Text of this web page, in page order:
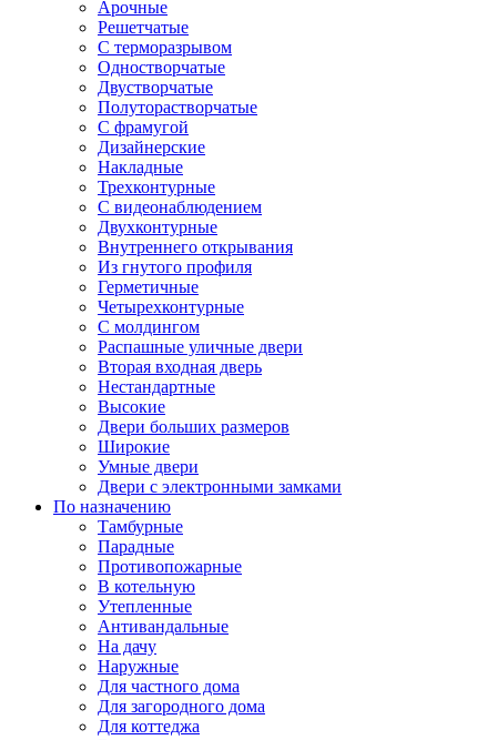
Арочные
Решетчатые
С терморазрывом
Одностворчатые
Двустворчатые
Полуторастворчатые
С фрамугой
Дизайнерские
Накладные
Трехконтурные
С видеонаблюдением
Двухконтурные
Внутреннего открывания
Из гнутого профиля
Герметичные
Четырехконтурные
С молдингом
Распашные уличные двери
Вторая входная дверь
Нестандартные
Высокие
Двери больших размеров
Широкие
Умные двери
Двери с электронными замками
По назначению
Тамбурные
Парадные
Противопожарные
В котельную
Утепленные
Антивандальные
На дачу
Наружные
Для частного дома
Для загородного дома
Для коттеджа